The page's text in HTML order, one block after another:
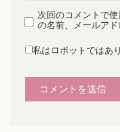
次回のコメントで
の名前、メールアド
私はロボットではあ